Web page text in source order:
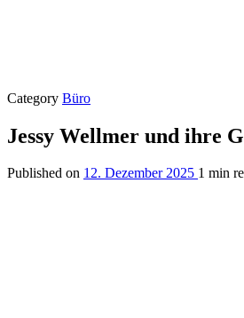
Category Büro
Jessy Wellmer und ihre
Published on 12. Dezember 2025 1 min